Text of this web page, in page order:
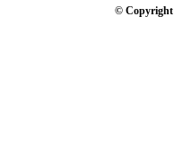
© Copyright